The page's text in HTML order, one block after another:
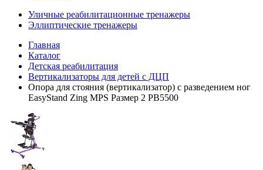
Уличные реабилитационные тренажеры
Эллиптические тренажеры
Главная
Каталог
Детская реабилитация
Вертикализаторы для детей с ДЦП
Опора для стояния (вертикализатор) с разведением ног
EasyStand Zing MPS Размер 2 PB5500